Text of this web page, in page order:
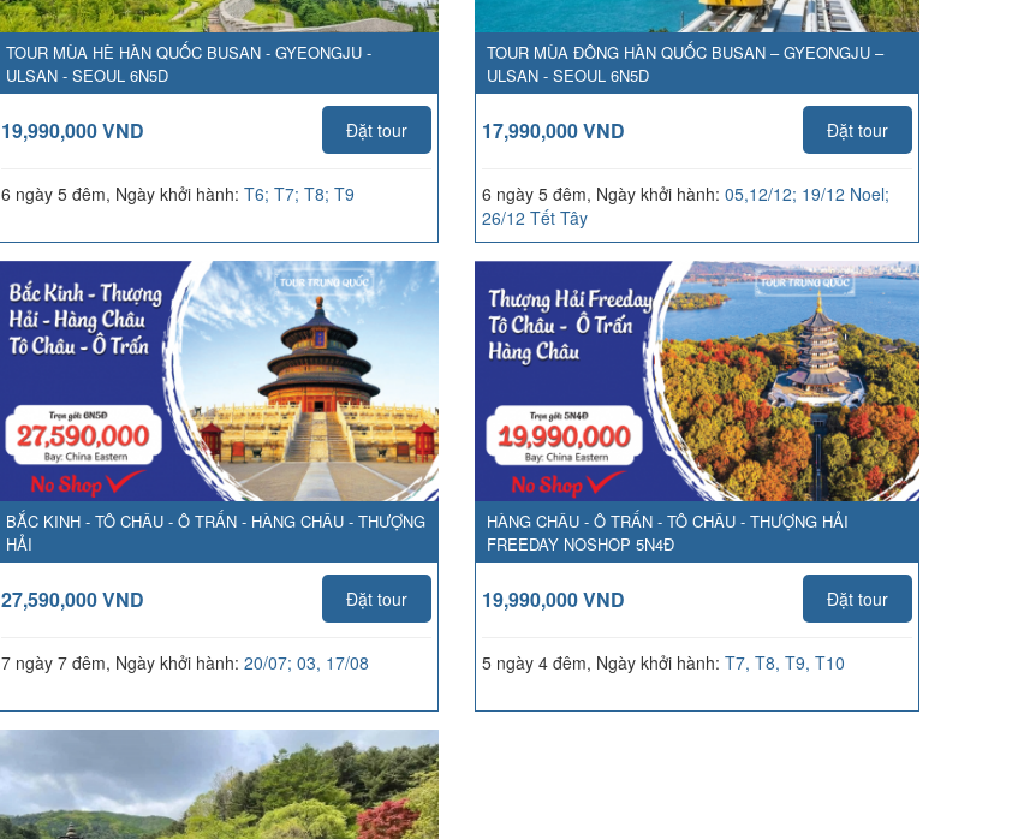
TOUR MÙA HÈ HÀN QUỐC BUSAN - GYEONGJU -
ULSAN - SEOUL 6N5D
19,990,000 VND Đặt tour
6 ngày 5 đêm, Ngày khởi hành: T6; T7; T8; T9
TOUR MÙA ĐÔNG HÀN QUỐC BUSAN – GYEONGJU –
ULSAN - SEOUL 6N5D
17,990,000 VND Đặt tour
6 ngày 5 đêm, Ngày khởi hành: 05,12/12; 19/12 Noel;
26/12 Tết Tây
BẮC KINH - TÔ CHÂU - Ô TRẤN - HÀNG CHÂU - THƯỢNG
HẢI
27,590,000 VND Đặt tour
7 ngày 7 đêm, Ngày khởi hành: 20/07; 03, 17/08
HÀNG CHÂU - Ô TRẤN - TÔ CHÂU - THƯỢNG HẢI
FREEDAY NOSHOP 5N4Đ
19,990,000 VND Đặt tour
5 ngày 4 đêm, Ngày khởi hành: T7, T8, T9, T10